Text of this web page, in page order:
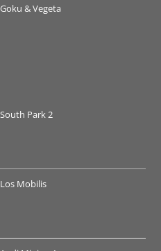
€
& Vegeta
€Park 2
€
Mobilis